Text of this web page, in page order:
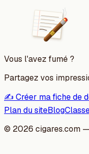
Vous l'avez fumé ?
Partagez vos
✍️ Créer ma fiche de
Plan du siteBlog
© 2026 cigares.com